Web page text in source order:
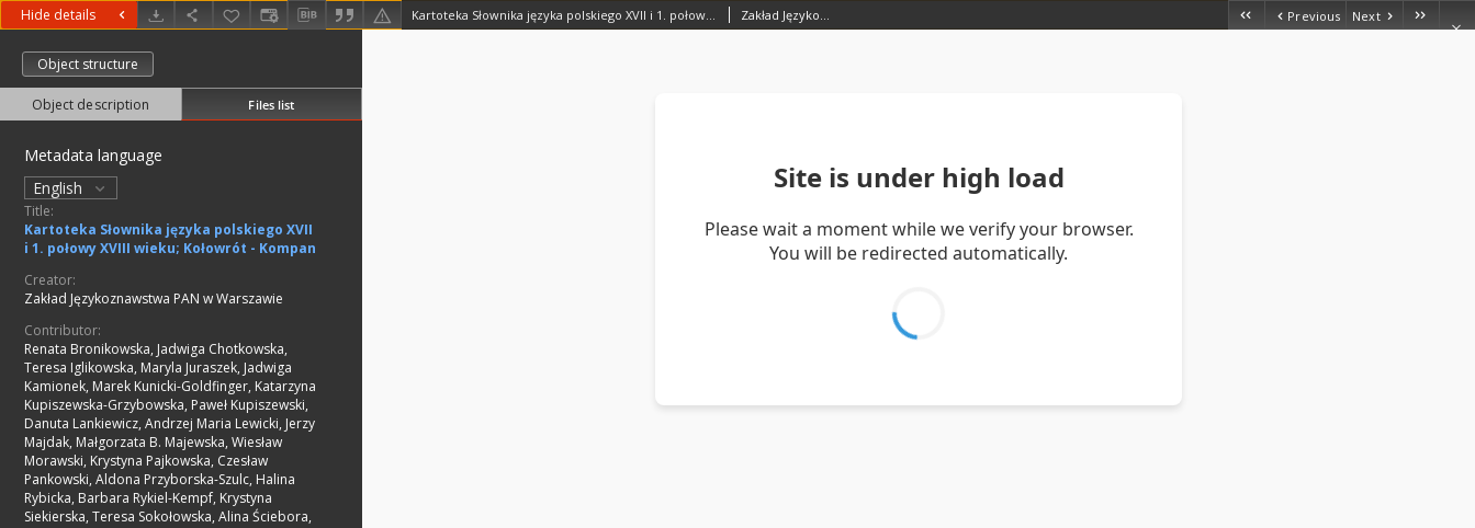
Hide details Kartoteka Słownika języka polskiego XVII i 1. połowy XVIII wieku; Kołowrót - Kompan Zakład Językoznawstwa PAN w Warszawie Previous Next
Object structure
Object description Files list
Metadata language
English
Title:
Kartoteka Słownika języka polskiego XVII
i 1. połowy XVIII wieku; Kołowrót - Kompan
Creator:
Zakład Językoznawstwa PAN w Warszawie
Contributor:
Renata Bronikowska, Jadwiga Chotkowska,
Teresa Iglikowska, Maryla Juraszek, Jadwiga
Kamionek, Marek Kunicki-Goldfinger, Katarzyna
Kupiszewska-Grzybowska, Paweł Kupiszewski,
Danuta Lankiewicz, Andrzej Maria Lewicki, Jerzy
Majdak, Małgorzata B. Majewska, Wiesław
Morawski, Krystyna Pajkowska, Czesław
Pankowski, Aldona Przyborska-Szulc, Halina
Rybicka, Barbara Rykiel-Kempf, Krystyna
Siekierska, Teresa Sokołowska, Alina Ściebora,